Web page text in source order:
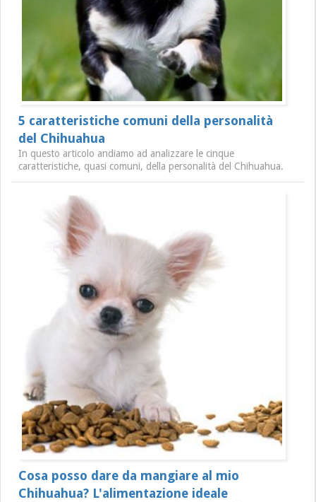
5 caratteristiche comuni della personalità
del Chihuahua
In questo articolo andiamo ad analizzare le cinque
caratteristiche, quasi comuni, della personalità del Chihuahua.
Cosa posso dare da mangiare al mio
Chihuahua? L'alimentazione ideale